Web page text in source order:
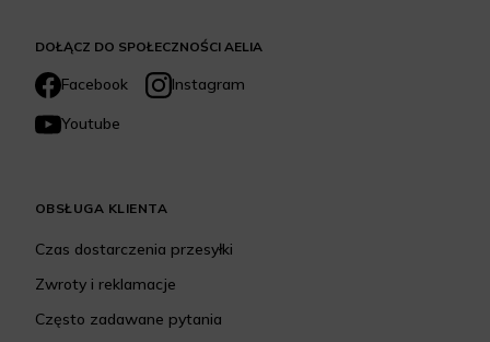
DOŁĄCZ DO SPOŁECZNOŚCI AELIA
Facebook
Instagram
Youtube
OBSŁUGA KLIENTA
Czas dostarczenia przesyłki
Zwroty i reklamacje
Często zadawane pytania